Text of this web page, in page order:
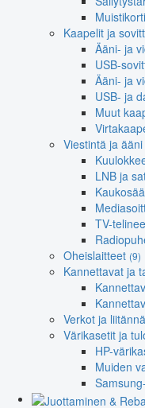
Kaapelit ja
Ääni- ja
USB-
Ääni- ja
USB- ja
Muut
Viestintä ja ääni
LNB ja
TV-
Oheislaitteet (9)
Kannettavat ja
Verkot ja
Värikasetit ja
HP-
Muiden